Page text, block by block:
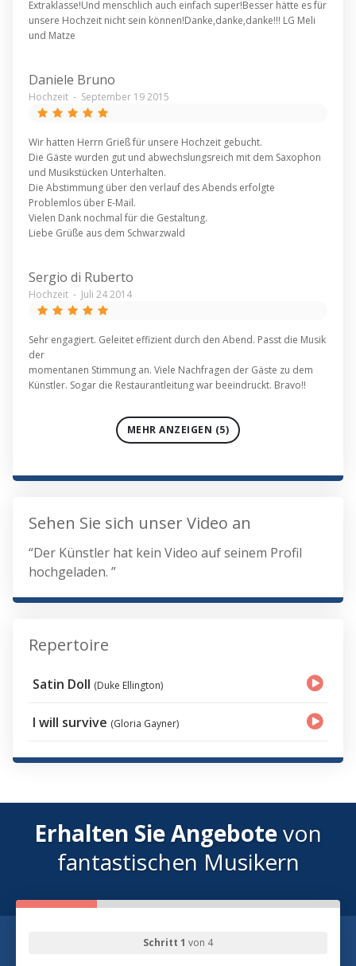
Extraklasse!Und menschlich auch einfach super!Besser hätte es für
unsere Hochzeit nicht sein können!Danke,danke,danke!!! LG Meli
und Matze
Daniele Bruno
Hochzeit - September 19 2015
Wir hatten Herrn Grieß für unsere Hochzeit gebucht.
Die Gäste wurden gut und abwechslungsreich mit dem Saxophon
und Musikstücken Unterhalten.
Die Abstimmung über den verlauf des Abends erfolgte
Problemlos über E-Mail.
Vielen Dank nochmal für die Gestaltung.
Liebe Grüße aus dem Schwarzwald
Sergio di Ruberto
Hochzeit - Juli 24 2014
Sehr engagiert. Geleitet effizient durch den Abend. Passt die Musik
der
momentanen Stimmung an. Viele Nachfragen der Gäste zu dem
Künstler. Sogar die Restaurantleitung war beeindruckt. Bravo!!
MEHR ANZEIGEN (5)
Sehen Sie sich unser Video an
“Der Künstler hat kein Video auf seinem Profil
hochgeladen. ”
Repertoire
Satin Doll (Duke Ellington)
I will survive (Gloria Gayner)
Erhalten Sie Angebotevon
fantastischen Musikern
Schritt 1 von 4